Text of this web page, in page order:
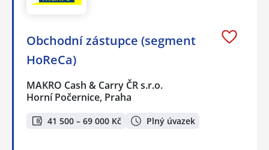
Obchodní zástupce (segment
HoReCa)
MAKRO Cash & Carry ČR s.r.o.
Horní Počernice, Praha
41 500 – 69 000 Kč Plný úvazek